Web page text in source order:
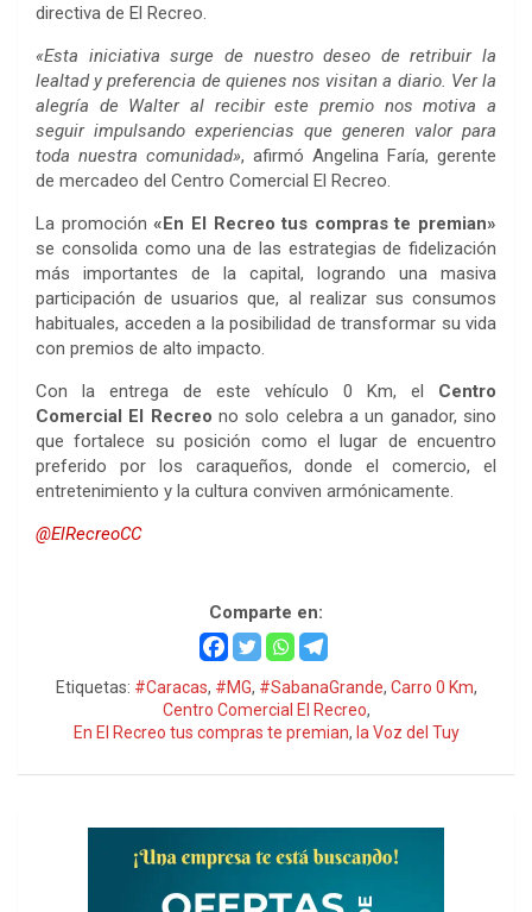
directiva de El Recreo.
«Esta iniciativa surge de nuestro deseo de retribuir la
lealtad y preferencia de quienes nos visitan a diario. Ver la
alegría de Walter al recibir este premio nos motiva a
seguir impulsando experiencias que generen valor para
toda nuestra comunidad», afirmó Angelina Faría, gerente
de mercadeo del Centro Comercial El Recreo.
La promoción«En El Recreo tus compras te premian»
se consolida como una de las estrategias de fidelización
más importantes de la capital, logrando una masiva
participación de usuarios que, al realizar sus consumos
habituales, acceden a la posibilidad de transformar su vida
con premios de alto impacto.
Con la entrega de este vehículo 0 Km, el Centro
Comercial El Recreo no solo celebra a un ganador, sino
que fortalece su posición como el lugar de encuentro
preferido por los caraqueños, donde el comercio, el
entretenimiento y la cultura conviven armónicamente.
@ElRecreoCC
Comparte en:
Etiquetas: #Caracas, #MG, #SabanaGrande, Carro 0 Km,
Centro Comercial El Recreo,
En El Recreo tus compras te premian, la Voz del Tuy